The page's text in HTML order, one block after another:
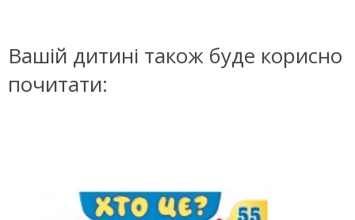
Вашій дитині також буде корисно
почитати: